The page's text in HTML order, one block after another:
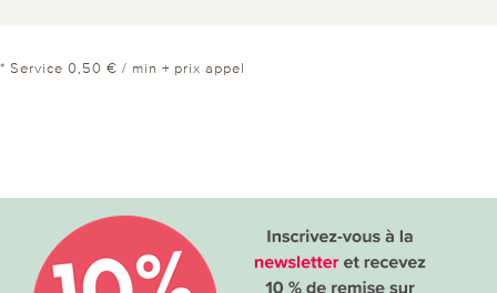
* Service 0,50 € / min + prix appel